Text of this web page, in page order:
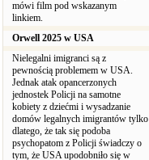
mówi film pod wskazanym
linkiem.
Orwell 2025 w USA
Nielegalni imigranci są z
pewnością problemem w USA.
Jednak atak opancerzonych
jednostek Policji na samotne
kobiety z dziećmi i wysadzanie
domów legalnych imigrantów tylko
dlatego, że tak się podoba
psychopatom z Policji świadczy o
tym, że USA upodobniło się w